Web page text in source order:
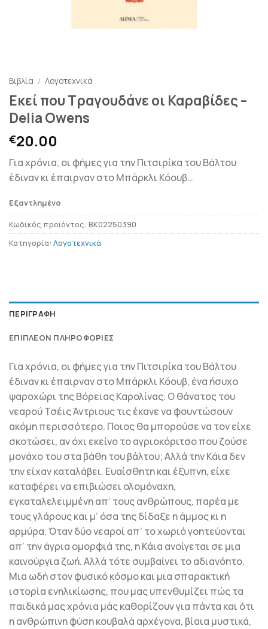
Βιβλία / Λογοτεχνικά
Εκεί που Τραγουδάνε οι Καραβίδες –
Delia Owens
€20.00
Για χρόνια, οι φήμες για την Πιτσιρίκα του Βάλτου
έδιναν κι έπαιρναν στο Μπάρκλι Κόουβ…
Εξαντλημένο
Κωδικός προϊόντος: BK02250390
Κατηγορία: Λογοτεχνικά
ΠΕΡΙΓΡΑΦΉ
ΕΠΙΠΛΈΟΝ ΠΛΗΡΟΦΟΡΊΕΣ
Για χρόνια, οι φήμες για την Πιτσιρίκα του Βάλτου
έδιναν κι έπαιρναν στο Μπάρκλι Κόουβ, ένα ήσυχο
ψαροχώρι της Βόρειας Καρολίνας. Ο θάνατος του
νεαρού Τσέις Άντριους τις έκανε να φουντώσουν
ακόμη περισσότερο. Ποιος θα μπορούσε να τον είχε
σκοτώσει, αν όχι εκείνο το αγριοκόριτσο που ζούσε
μονάχο του στα βάθη του βάλτου; Αλλά την Κάια δεν
την είχαν καταλάβει. Ευαίσθητη και έξυπνη, είχε
καταφέρει να επιβιώσει ολομόναχη,
εγκαταλελειμμένη απ’ τους ανθρώπους, παρέα με
τους γλάρους και μ’ όσα της δίδαξε η άμμος κι η
αρμύρα. Όταν δύο νεαροί απ’ το χωριό γοητεύονται
απ’ την άγρια ομορφιά της, η Κάια ανοίγεται σε μια
καινούργια ζωή. Αλλά τότε συμβαίνει το αδιανόητο.
Μια ωδή στον φυσικό κόσμο και μια σπαρακτική
ιστορία ενηλικίωσης, που μας υπενθυμίζει πώς τα
παιδικά μας χρόνια μάς καθορίζουν για πάντα και ότι
η ανθρώπινη φύση κουβαλά αρχέγονα, βίαια μυστικά,